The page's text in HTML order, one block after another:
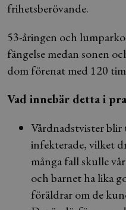
frihetsberövande.
53-åringen och
fängelse medan sonen
dom förenat med 120
Vad innebär detta i
Vårdnadstvister blir
infekterade, vilket
många fall skulle
och barnet ha lika
föräldrar om de